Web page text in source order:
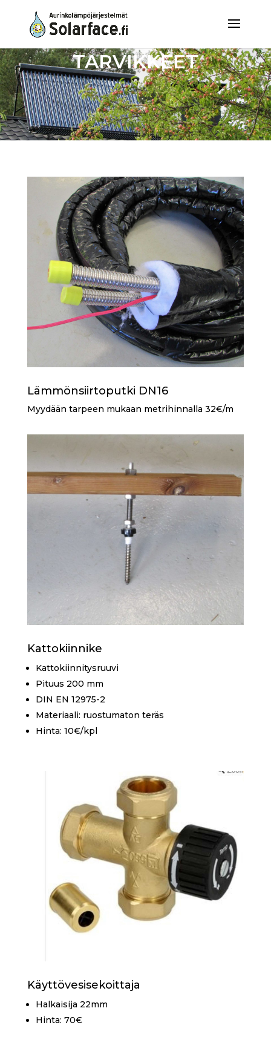
TARVIKKEET
Lämmönsiirtoputki DN16
Myydään tarpeen mukaan metrihinnalla 32€/m
Kattokiinnike
Kattokiinnitysruuvi
Pituus 200 mm
DIN EN 12975-2
Materiaali: ruostumaton teräs
Hinta: 10€/kpl
Käyttövesisekoittaja
Halkaisija 22mm
Hinta: 70€